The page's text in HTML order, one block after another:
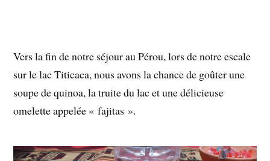
Vers la fin de notre séjour au Pérou, lors de notre escale
sur le lac Titicaca, nous avons la chance de goûter une
soupe de quinoa, la truite du lac et une délicieuse
omelette appelée « fajitas ».